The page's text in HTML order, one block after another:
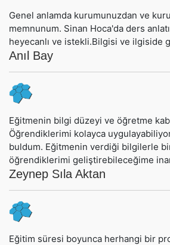
Genel anlamda kurumunuzdan ve
memnunum. Sinan Hoca'da ders
heyecanlı ve istekli.Bilgisi ve ilgiside
Anıl Bay
Eğitmenin bilgi düzeyi ve öğretme
Öğrendiklerimi kolayca
buldum. Eğitmenin verdiği bilgilerle
öğrendiklerimi geliştirebileceğime
Zeynep Sıla Aktan
Eğitim süresi boyunca herhangi bir